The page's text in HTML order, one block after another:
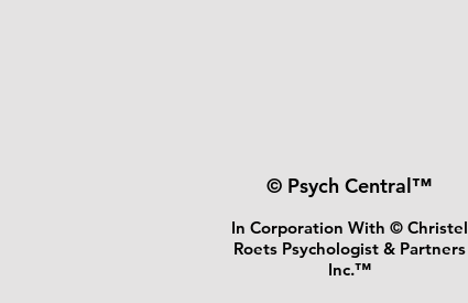
© Psych Central™
In Corporation With © Christel
Roets Psychologist & Partners
Inc.™